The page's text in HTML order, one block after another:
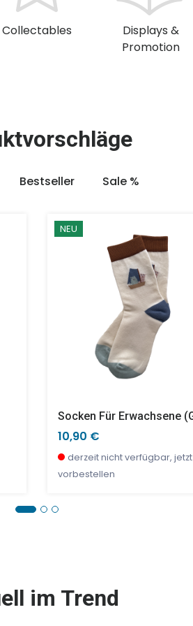
Collectables
Displays &
Promotion
Bestseller Sale %
NEU
10,90 €
derzeit nicht verfügbar, jetzt
vorbestellen
im Trend